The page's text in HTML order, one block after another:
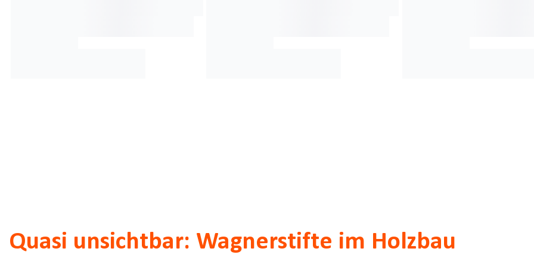
Quasi unsichtbar: Wagnerstifte im Holzbau